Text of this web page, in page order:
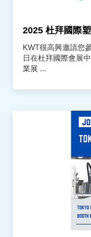
2025 杜拜國際
KWT很高興邀請您
日在杜拜國際會展
業展 ...